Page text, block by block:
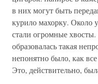
в них могут быть
курило махорку. Около
стали огромные
образовалась такая
непонятно было, как
Это, действительно,